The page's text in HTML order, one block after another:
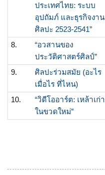
ประเทศไทย: ระบบ
อุปถัมภ์ และธุรกิจงาน
ศิลปะ 2523-2541”
8.
“อวสานของ
ประวัติศาสตร์ศิลป์”
9.
ศิลปะร่วมสมัย (อะไร
เมื่อไร ที่ไหน)
10.
“วิดีโออาร์ต: เหล้าเก่า
ในขวดใหม่”